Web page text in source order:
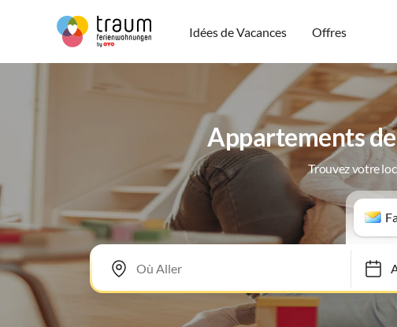
Idées de Vacances Offres
Appartements
Trouvez votre